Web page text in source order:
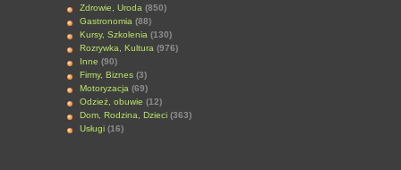
Zdrowie, Uroda (850)
Gastronomia (88)
Kursy, Szkolenia (130)
Rozrywka, Kultura (976)
Inne (90)
Firmy, Biznes (3)
Motoryzacja (69)
Odzież, obuwie (12)
Dom, Rodzina, Dzieci (363)
Usługi (16)